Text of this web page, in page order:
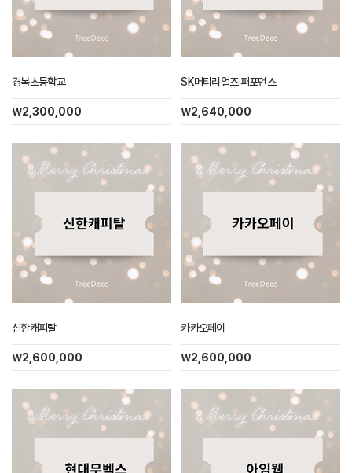
경복초등학교
￦2,300,000
SK머티리얼즈 퍼포먼스
￦2,640,000
신한캐피탈
￦2,600,000
카카오페이
￦2,600,000